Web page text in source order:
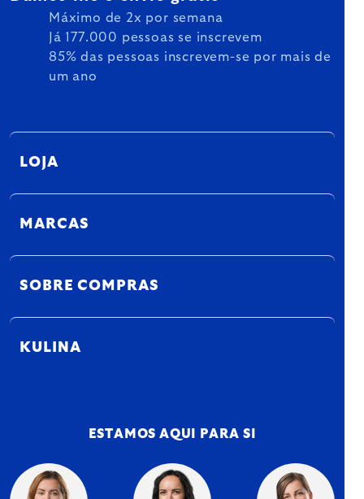
Máximo de 2x por semana
Já 177.000 pessoas se inscrevem
85% das pessoas inscrevem-se por mais de
um ano
LOJA
MARCAS
SOBRE COMPRAS
KULINA
ESTAMOS AQUI PARA SI